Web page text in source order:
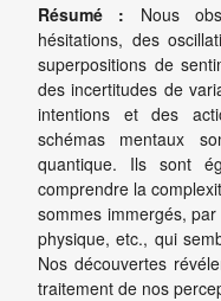
Résumé :
Nous
hésitations, des
superpositions de
des incertitudes de
intentions et des
schémas mentaux
quantique. Ils sont
comprendre la
sommes immergés,
physique, etc., qui
Nos découvertes
traitement de nos